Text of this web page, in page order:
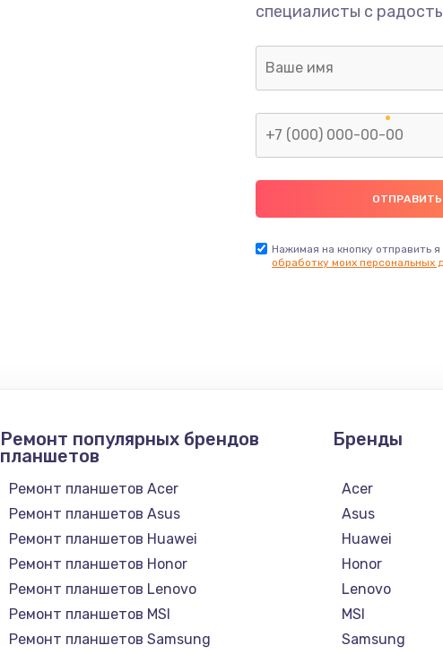
специалисты с
Нажимая на кнопку отправить
обработку моих персональных
Ремонт популярных брендов
планшетов
Ремонт планшетов Acer
Ремонт планшетов Asus
Ремонт планшетов Huawei
Ремонт планшетов Honor
Ремонт планшетов Lenovo
Ремонт планшетов MSI
Ремонт планшетов Samsung
Бренды
Acer
Asus
Huawei
Honor
Lenovo
MSI
Samsung